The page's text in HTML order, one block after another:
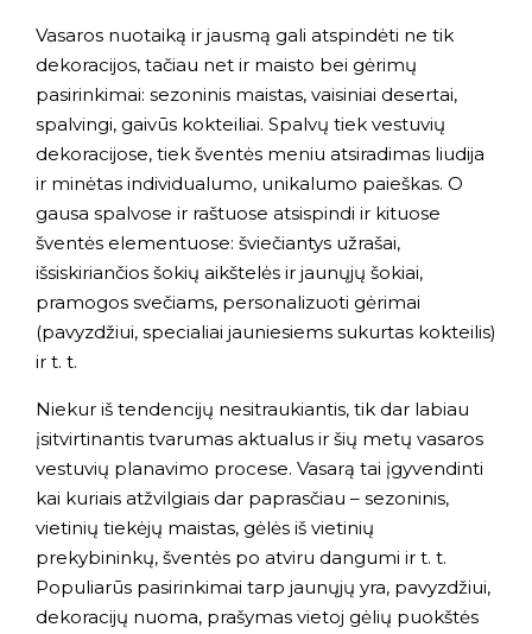
Vasaros nuotaiką ir jausmą gali atspindėti ne tik
dekoracijos, tačiau net ir maisto bei gėrimų
pasirinkimai: sezoninis maistas, vaisiniai desertai,
spalvingi, gaivūs kokteiliai. Spalvų tiek vestuvių
dekoracijose, tiek šventės meniu atsiradimas liudija
ir minėtas individualumo, unikalumo paieškas. O
gausa spalvose ir raštuose atsispindi ir kituose
šventės elementuose: šviečiantys užrašai,
išsiskiriančios šokių aikštelės ir jaunųjų šokiai,
pramogos svečiams, personalizuoti gėrimai
(pavyzdžiui, specialiai jauniesiems sukurtas kokteilis)
ir t. t.
Niekur iš tendencijų nesitraukiantis, tik dar labiau
įsitvirtinantis tvarumas aktualus ir šių metų vasaros
vestuvių planavimo procese. Vasarą tai įgyvendinti
kai kuriais atžvilgiais dar paprasčiau – sezoninis,
vietinių tiekėjų maistas, gėlės iš vietinių
prekybininkų, šventės po atviru dangumi ir t. t.
Populiarūs pasirinkimai tarp jaunųjų yra, pavyzdžiui,
dekoracijų nuoma, prašymas vietoj gėlių puokštės